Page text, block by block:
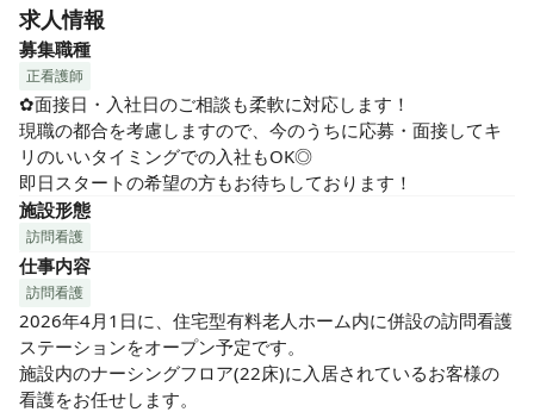
可能です！
求人情報
募集職種
正看護師
✿面接日・入社日のご相談も柔軟に対応します！
現職の都合を考慮しますので、今のうちに応募・面接してキ
リのいいタイミングでの入社もOK◎
即日スタートの希望の方もお待ちしております！
施設形態
訪問看護
仕事内容
訪問看護
2026年4月1日に、住宅型有料老人ホーム内に併設の訪問看護
ステーションをオープン予定です。
施設内のナーシングフロア(22床)に入居されているお客様の
看護をお任せします。